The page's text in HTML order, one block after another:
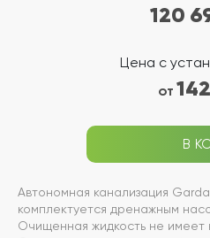
120
Цена с
ОТ
В
Автономная канализация
комплектуется дренажным
Очищенная жидкость не имеет